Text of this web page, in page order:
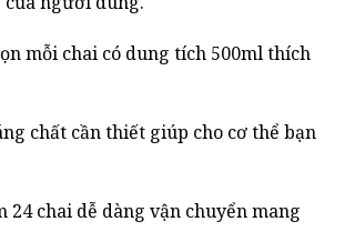
mỗi chai có dung tích 500ml thích
chất cần thiết giúp cho cơ thể bạn
24 chai dễ dàng vận chuyển mang